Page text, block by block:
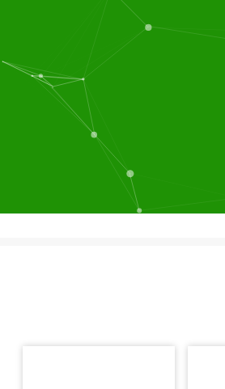
菜粮油配送，厨房设计，
食堂保洁，餐饮服务等食
堂管理一体化的大型后勤
服务公司，目前在长三角
地区已为60多家企业提供
专业的食堂管理服务...
们连锁经营，货源团购，
价廉物美，能长期保证优
惠的价格，高质量的伙食
稳定供应。实现客户期
望，奉献满意工程，竭诚
希望各贵公司来电来人参